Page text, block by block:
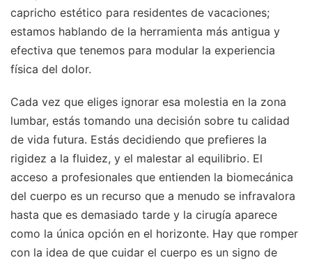
capricho estético para residentes de vacaciones;
estamos hablando de la herramienta más antigua y
efectiva que tenemos para modular la experiencia
física del dolor.
Cada vez que eliges ignorar esa molestia en la zona
lumbar, estás tomando una decisión sobre tu calidad
de vida futura. Estás decidiendo que prefieres la
rigidez a la fluidez, y el malestar al equilibrio. El
acceso a profesionales que entienden la biomecánica
del cuerpo es un recurso que a menudo se infravalora
hasta que es demasiado tarde y la cirugía aparece
como la única opción en el horizonte. Hay que romper
con la idea de que cuidar el cuerpo es un signo de